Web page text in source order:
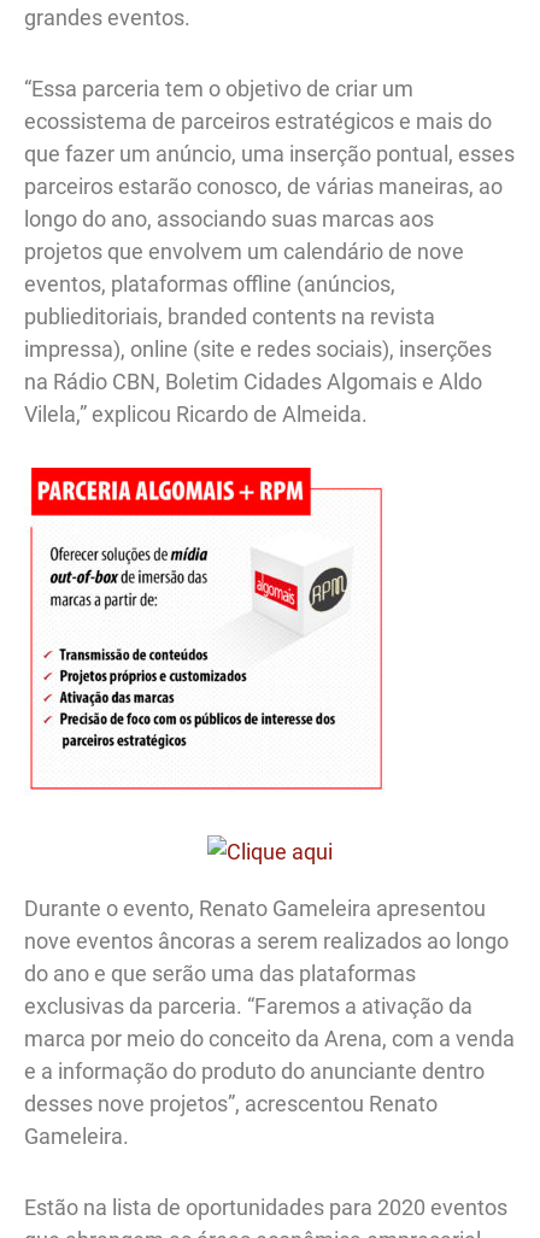
grandes eventos.
“Essa parceria tem o objetivo de criar um
ecossistema de parceiros estratégicos e mais do
que fazer um anúncio, uma inserção pontual, esses
parceiros estarão conosco, de várias maneiras, ao
longo do ano, associando suas marcas aos
projetos que envolvem um calendário de nove
eventos, plataformas offline (anúncios,
publieditoriais, branded contents na revista
impressa), online (site e redes sociais), inserções
na Rádio CBN, Boletim Cidades Algomais e Aldo
Vilela,” explicou Ricardo de Almeida.
Durante o evento, Renato Gameleira apresentou
nove eventos âncoras a serem realizados ao longo
do ano e que serão uma das plataformas
exclusivas da parceria. “Faremos a ativação da
marca por meio do conceito da Arena, com a venda
e a informação do produto do anunciante dentro
desses nove projetos”, acrescentou Renato
Gameleira.
Estão na lista de oportunidades para 2020 eventos